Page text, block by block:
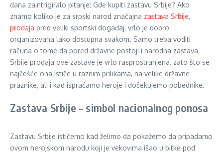
dana zaintrigiralo pitanje: Gde kupiti zastavu Srbije? Ako
znamo koliko je za srpski narod značajna zastava Srbije,
prodaja pred veliki sportski događaj, vrlo je dobro
organizovana lako dostupna svakom. Samo treba voditi
računa o tome da pored državne postoji i narodna zastava
Srbije prodaja ove zastave je vrlo rasprostranjena, zato što se
najčešće ona ističe u raznim prilikama, na velike državne
praznike, ali i kad ispraćamo heroje i dočekujemo pobednike.
Zastava Srbije – simbol nacionalnog ponosa
Zastavu Srbije ističemo kad želimo da pokažemo da pripadamo
ovom herojskom narodu koji je vekovima išao u bitke pod